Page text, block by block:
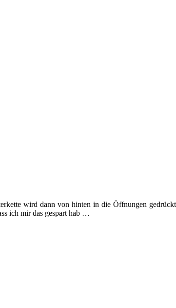
wird dann von hinten in die Öffnungen
ich mir das gespart hab …